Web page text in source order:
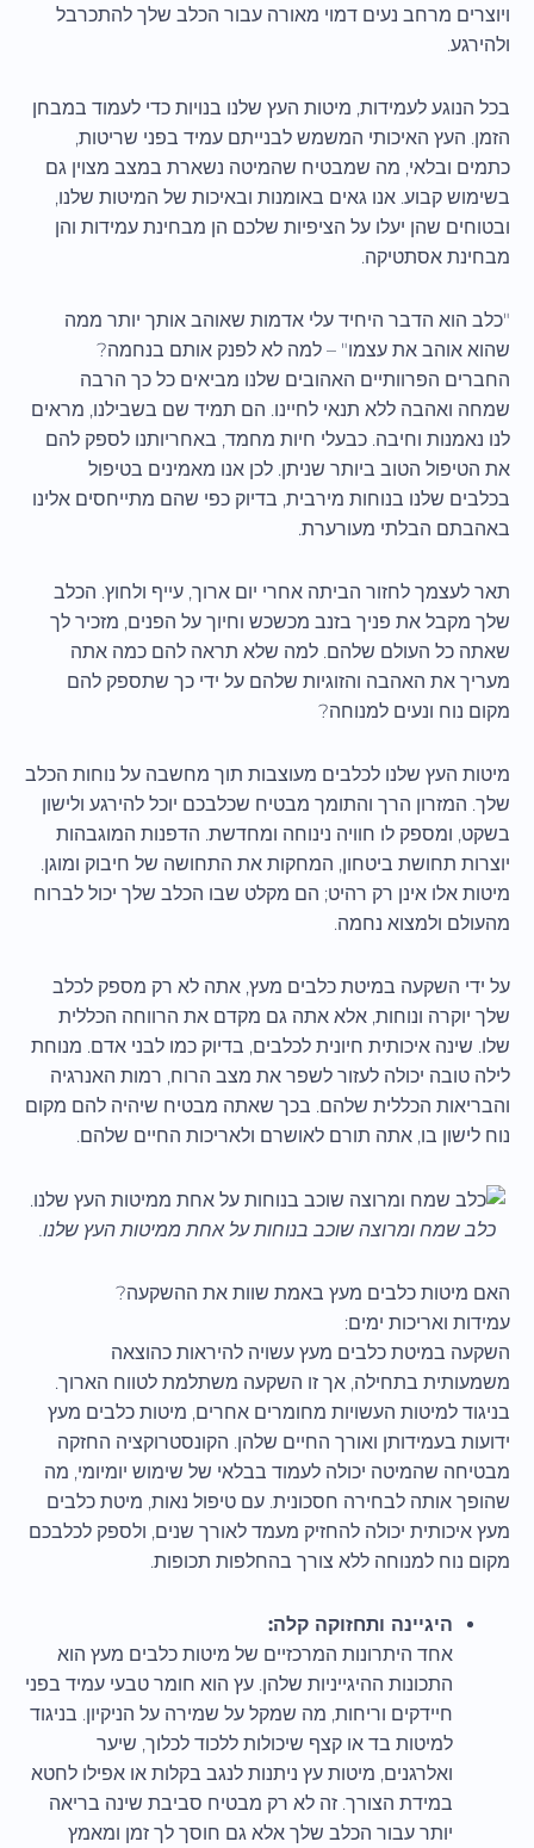
ויוצרים מרחב נעים דמוי מאורה עבור הכלב שלך להתכרבל
ולהירגע.
בכל הנוגע לעמידות, מיטות העץ שלנו בנויות כדי לעמוד במבחן
הזמן. העץ האיכותי המשמש לבנייתם עמיד בפני שריטות,
כתמים ובלאי, מה שמבטיח שהמיטה נשארת במצב מצוין גם
בשימוש קבוע. אנו גאים באומנות ובאיכות של המיטות שלנו,
ובטוחים שהן יעלו על הציפיות שלכם הן מבחינת עמידות והן
מבחינת אסתטיקה.
"כלב הוא הדבר היחיד עלי אדמות שאוהב אותך יותר ממה
שהוא אוהב את עצמו" – למה לא לפנק אותם בנחמה?
החברים הפרוותיים האהובים שלנו מביאים כל כך הרבה
שמחה ואהבה ללא תנאי לחיינו. הם תמיד שם בשבילנו, מראים
לנו נאמנות וחיבה. כבעלי חיות מחמד, באחריותנו לספק להם
את הטיפול הטוב ביותר שניתן. לכן אנו מאמינים בטיפול
בכלבים שלנו בנוחות מירבית, בדיוק כפי שהם מתייחסים אלינו
באהבתם הבלתי מעורערת.
תאר לעצמך לחזור הביתה אחרי יום ארוך, עייף ולחוץ. הכלב
שלך מקבל את פניך בזנב מכשכש וחיוך על הפנים, מזכיר לך
שאתה כל העולם שלהם. למה שלא תראה להם כמה אתה
מעריך את האהבה והזוגיות שלהם על ידי כך שתספק להם
מקום נוח ונעים למנוחה?
מיטות העץ שלנו לכלבים מעוצבות תוך מחשבה על נוחות הכלב
שלך. המזרון הרך והתומך מבטיח שכלבכם יוכל להירגע ולישון
בשקט, ומספק לו חוויה נינוחה ומחדשת. הדפנות המוגבהות
יוצרות תחושת ביטחון, המחקות את התחושה של חיבוק ומוגן.
מיטות אלו אינן רק רהיט; הם מקלט שבו הכלב שלך יכול לברוח
מהעולם ולמצוא נחמה.
על ידי השקעה במיטת כלבים מעץ, אתה לא רק מספק לכלב
שלך יוקרה ונוחות, אלא אתה גם מקדם את הרווחה הכללית
שלו. שינה איכותית חיונית לכלבים, בדיוק כמו לבני אדם. מנוחת
לילה טובה יכולה לעזור לשפר את מצב הרוח, רמות האנרגיה
והבריאות הכללית שלהם. בכך שאתה מבטיח שיהיה להם מקום
נוח לישון בו, אתה תורם לאושרם ולאריכות החיים שלהם.
כלב שמח ומרוצה שוכב בנוחות על אחת ממיטות העץ שלנו.
האם מיטות כלבים מעץ באמת שוות את ההשקעה?
עמידות ואריכות ימים:
השקעה במיטת כלבים מעץ עשויה להיראות כהוצאה
משמעותית בתחילה, אך זו השקעה משתלמת לטווח הארוך.
בניגוד למיטות העשויות מחומרים אחרים, מיטות כלבים מעץ
ידועות בעמידותן ואורך החיים שלהן. הקונסטרוקציה החזקה
מבטיחה שהמיטה יכולה לעמוד בבלאי של שימוש יומיומי, מה
שהופך אותה לבחירה חסכונית. עם טיפול נאות, מיטת כלבים
מעץ איכותית יכולה להחזיק מעמד לאורך שנים, ולספק לכלבכם
מקום נוח למנוחה ללא צורך בהחלפות תכופות.
היגיינה ותחזוקה קלה:
אחד היתרונות המרכזיים של מיטות כלבים מעץ הוא
התכונות ההיגייניות שלהן. עץ הוא חומר טבעי עמיד בפני
חיידקים וריחות, מה שמקל על שמירה על הניקיון. בניגוד
למיטות בד או קצף שיכולות ללכוד לכלוך, שיער
ואלרגנים, מיטות עץ ניתנות לנגב בקלות או אפילו לחטא
במידת הצורך. זה לא רק מבטיח סביבת שינה בריאה
יותר עבור הכלב שלך אלא גם חוסך לך זמן ומאמץ